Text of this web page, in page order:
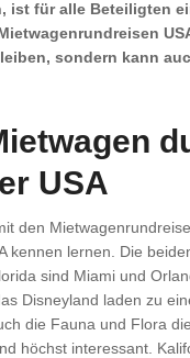
ist für alle Beteiligten
sondern kann
USA
den
kennen lernen. Die
sind Miami und
Disneyland laden zu
die Fauna und Flora
höchst interessant.